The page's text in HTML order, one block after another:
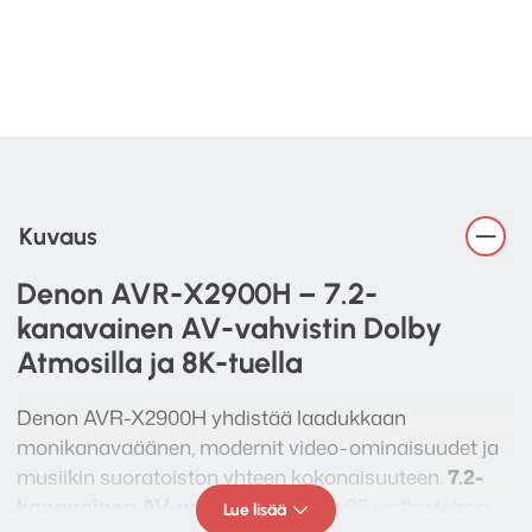
Kuvaus
Denon AVR-X2900H – 7.2-
kanavainen AV-vahvistin Dolby
Atmosilla ja 8K-tuella
Denon AVR-X2900H yhdistää laadukkaan
monikanavaäänen, modernit video-ominaisuudet ja
musiikin suoratoiston yhteen kokonaisuuteen. 7.2-
kanavainen AV-vahvistintarjoaa 95 wattia tehoa
Lue lisää